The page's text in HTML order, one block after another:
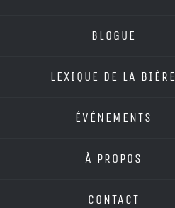
BLOGUE
LEXIQUE DE LA BIÈRE
ÉVÉNEMENTS
À PROPOS
CONTACT